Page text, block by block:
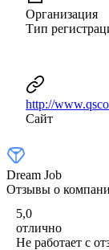
Организация
Тип
http://
Сайт
Dream Job
Отзывы о
5,0
отлично
Не работает с